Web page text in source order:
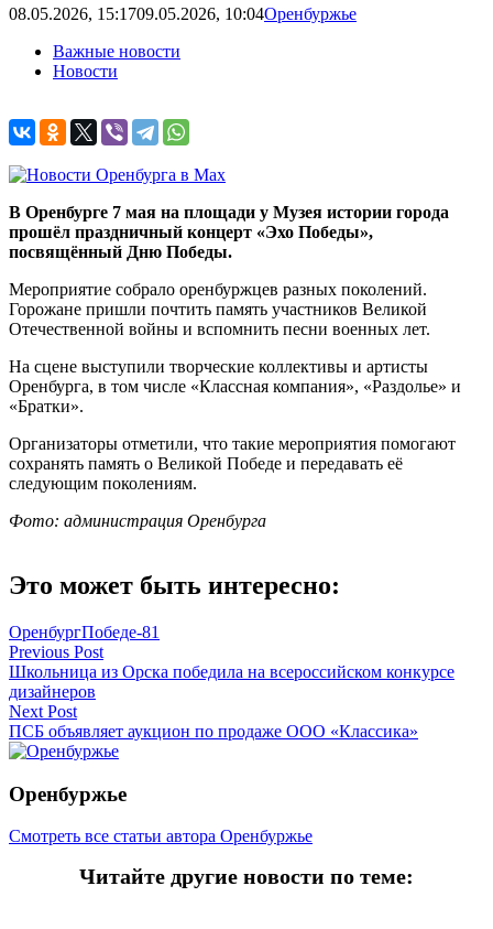
08.05.2026, 15:1709.05.2026, 10:04Оренбуржье
Важные новости
Новости
В Оренбурге 7 мая на площади у Музея истории города
прошёл праздничный концерт «Эхо Победы»,
посвящённый Дню Победы.
Мероприятие собрало оренбуржцев разных поколений.
Горожане пришли почтить память участников Великой
Отечественной войны и вспомнить песни военных лет.
На сцене выступили творческие коллективы и артисты
Оренбурга, в том числе «Классная компания», «Раздолье» и
«Братки».
Организаторы отметили, что такие мероприятия помогают
сохранять память о Великой Победе и передавать её
следующим поколениям.
Фото: администрация Оренбурга
Это может быть интересно:
ОренбургПобеде-81
Навигация
по
записям
Previous Post
Школьница из Орска победила на всероссийском конкурсе
дизайнеров
Next Post
ПСБ объявляет аукцион по продаже ООО «Классика»
Оренбуржье
Смотреть все статьи автора Оренбуржье
Читайте другие новости по теме: